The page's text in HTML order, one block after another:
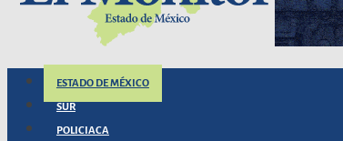
ESTADO DE MÉXICO
SUR
POLICIACA